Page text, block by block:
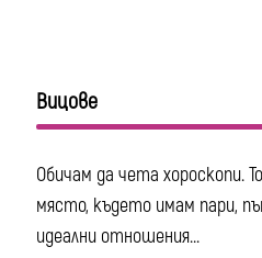
Вицове
Обичам да чета хороскопи.
място, където имам пари,
идеални отношения...